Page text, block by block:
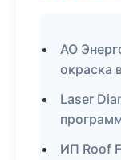
АО
окраска
Laser
ИП Roof